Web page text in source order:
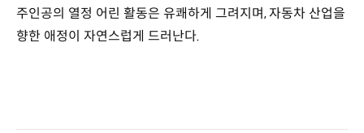
주인공의 열정 어린 활동은 유쾌하게 그려지며, 자동차 산업을
향한 애정이 자연스럽게 드러난다.